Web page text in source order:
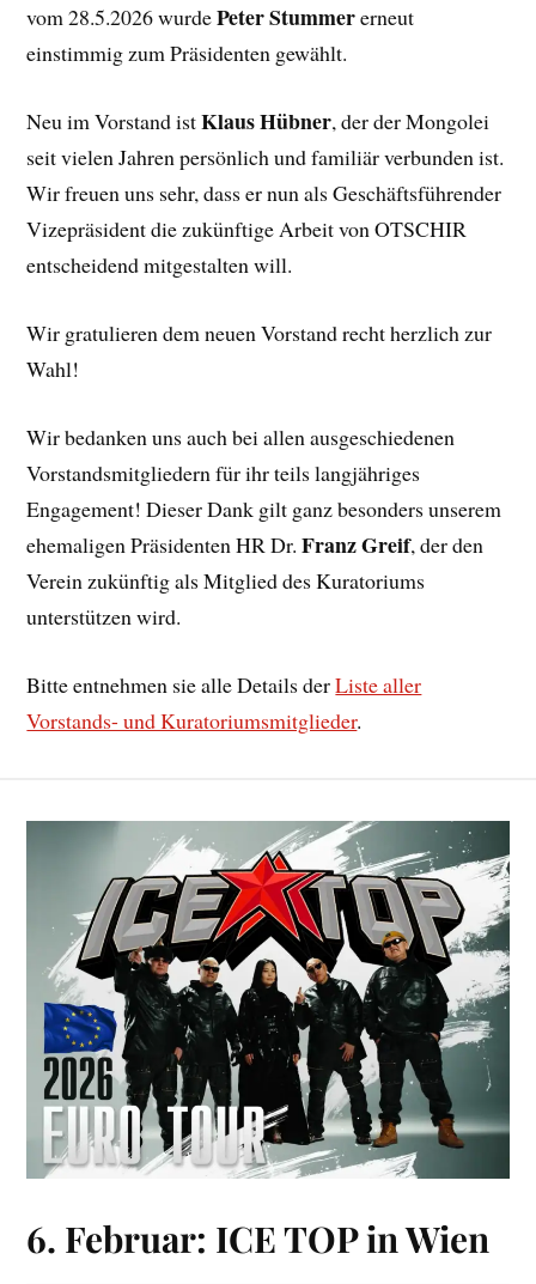
vom 28.5.2026 wurdePeter Stummererneut
einstimmig zum Präsidenten gewählt.
Neu im Vorstand istKlaus Hübner, der der Mongolei
seit vielen Jahren persönlich und familiär verbunden ist.
Wir freuen uns sehr, dass er nun als Geschäftsführender
Vizepräsident die zukünftige Arbeit von OTSCHIR
entscheidend mitgestalten will.
Wir gratulieren dem neuen Vorstand recht herzlich zur
Wahl!
Wir bedanken uns auch bei allen ausgeschiedenen
Vorstandsmitgliedern für ihr teils langjähriges
Engagement! Dieser Dank gilt ganz besonders unserem
ehemaligen Präsidenten HR Dr.Franz Greif, der den
Verein zukünftig als Mitglied des Kuratoriums
unterstützen wird.
Bitte entnehmen sie alle Details derListe aller
Vorstands- und Kuratoriumsmitglieder.
6. Februar: ICE TOP in Wien